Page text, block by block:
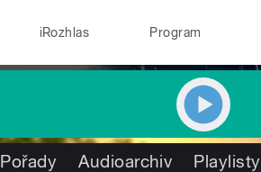
iRozhlas Program
Pořady Audioarchiv Playlisty